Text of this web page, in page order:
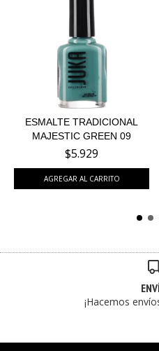
ESMALTE TRADICIONAL
MAJESTIC GREEN 09
$5.929
¡Hacemos